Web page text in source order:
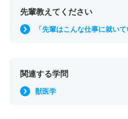
先輩教えてください
「先輩はこんな仕事に就い
関連する学問
獣医学